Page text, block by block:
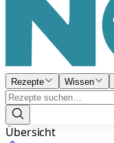
Rezepte Wissen
Übersicht